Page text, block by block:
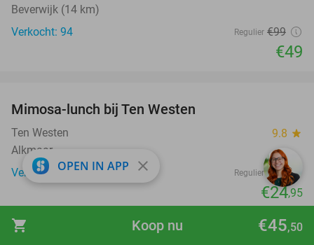
shopping_cart €45,50
Koop nu
Beverwijk (14 km)
Verkocht: 94
Regulier €99
€49
Mimosa-lunch bij Ten Westen
Ten Westen 9.8 star
Alkmaar
Verkocht: 31
Regulier €38
€24,95
OPEN IN APP close